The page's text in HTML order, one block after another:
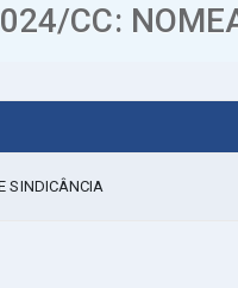
CC:
SINDICÂNCIA